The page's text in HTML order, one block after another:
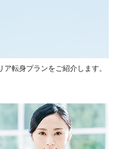
転身プランをご紹介します。